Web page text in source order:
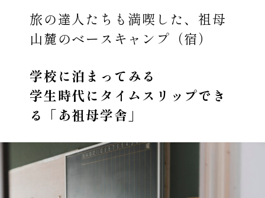
旅の達人たちも満喫した、祖母
山麓のベースキャンプ（宿）
学校に泊まってみる
学生時代にタイムスリップでき
る「あ祖母学舎」